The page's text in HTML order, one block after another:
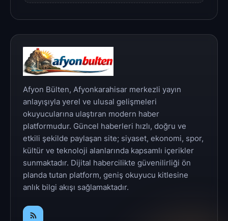
Afyon Bülten, Afyonkarahisar merkezli yayın
anlayışıyla yerel ve ulusal gelişmeleri
okuyucularına ulaştıran modern haber
platformudur. Güncel haberleri hızlı, doğru ve
etkili şekilde paylaşan site; siyaset, ekonomi, spor,
kültür ve teknoloji alanlarında kapsamlı içerikler
sunmaktadır. Dijital habercilikte güvenilirliği ön
planda tutan platform, geniş okuyucu kitlesine
anlık bilgi akışı sağlamaktadır.